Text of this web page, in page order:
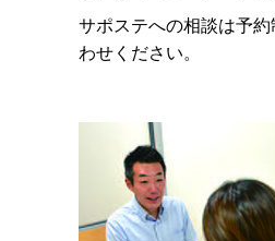
サポステへの相談は予
わせください。